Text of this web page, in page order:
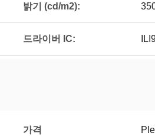
밝기 (cd/m2):
드라이버 IC:
가격